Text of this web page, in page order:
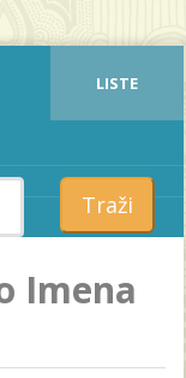
LISTE
Traži
Imena